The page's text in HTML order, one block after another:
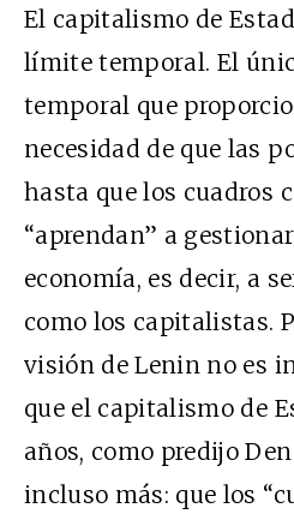
El capitalismo de
límite temporal. El
temporal que
necesidad de que las
hasta que los cuadros
“aprendan” a
economía, es decir, a
como los capitalistas.
visión de Lenin no es
que el capitalismo de
años, como predijo
incluso más: que los